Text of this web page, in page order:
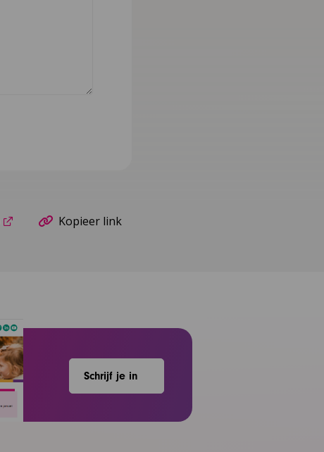
Kopieer link
Schrijf je in